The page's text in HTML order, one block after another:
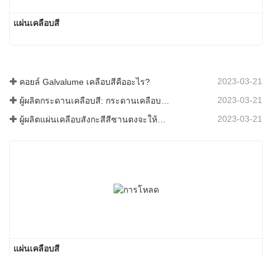
แผ่นเคลือบสี
คอยล์ Galvalume เคลือบสีคืออะไร? 2023-03-21
2023-03-21
ผู้ผลิตแผ่นเคลือบสังกะสีสีซานตงจะให้คำอธิบายเกี่ยวกับซอฟต์แวร์ที่แตกต่างกันไปสำหรับคุณ 2023-03-21
แผ่นเคลือบสี